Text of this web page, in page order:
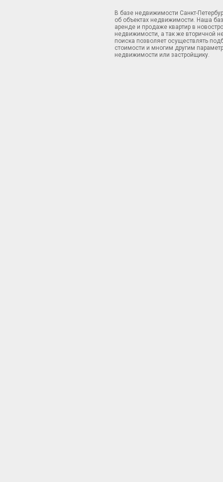
В базе недвижимости Санкт-
об объектах недвижимости. Наша
аренде и продаже квартир в
недвижимости, а так же вторичной
поиска позволяет осуществлять
стоимости и многим другим
недвижимости или застройщику.